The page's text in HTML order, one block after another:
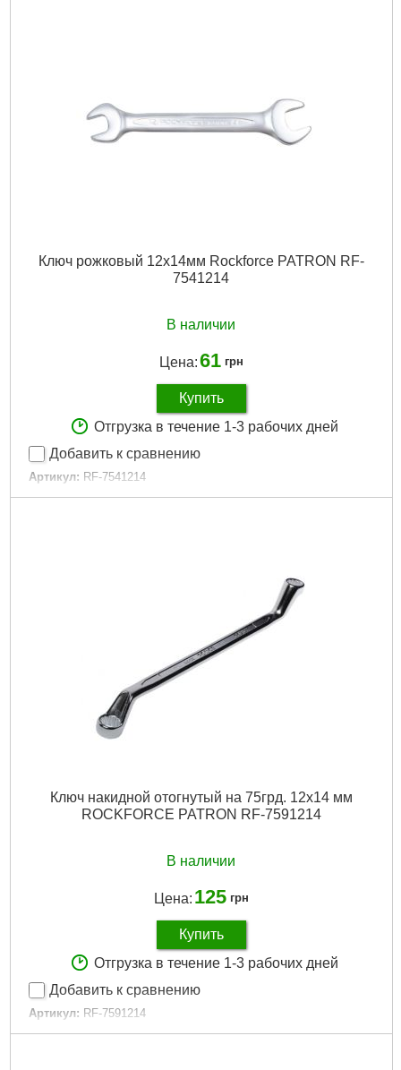
Ключ рожковый 12х14мм Rockforce PATRON RF-
7541214
В наличии
Цена:61 грн
Купить
Отгрузка в течение 1-3 рабочих дней
Добавить к сравнению
Артикул: RF-7541214
Код товара: 28.94.91
Ключ накидной отогнутый на 75грд. 12х14 мм
ROCKFORCE PATRON RF-7591214
В наличии
Цена: 125 грн
Купить
Отгрузка в течение 1-3 рабочих дней
Добавить к сравнению
Артикул: RF-7591214
Код товара: 25.73.48